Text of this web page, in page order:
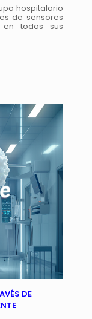
hospitalario
de sensores
en todos sus
DE